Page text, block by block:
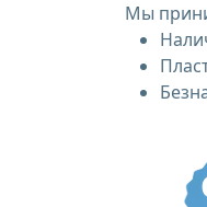
Мы